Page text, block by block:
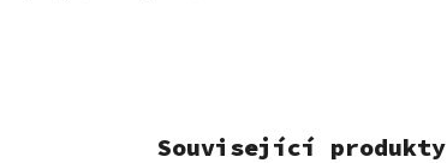
Související produkty